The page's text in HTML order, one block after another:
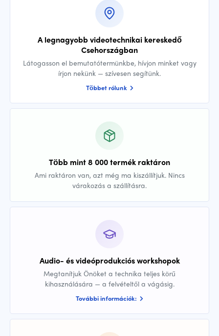
A legnagyobb videotechnikai kereskedő
Csehországban
Látogasson el bemutatótermünkbe, hívjon minket vagy
írjon nekünk — szívesen segítünk.
Többet rólunk
Több mint 8 000 termék raktáron
Ami raktáron van, azt még ma kiszállítjuk. Nincs
várakozás a szállításra.
Audio- és videóprodukciós workshopok
Megtanítjuk Önöket a technika teljes körű
kihasználására — a felvételtől a vágásig.
További információk: